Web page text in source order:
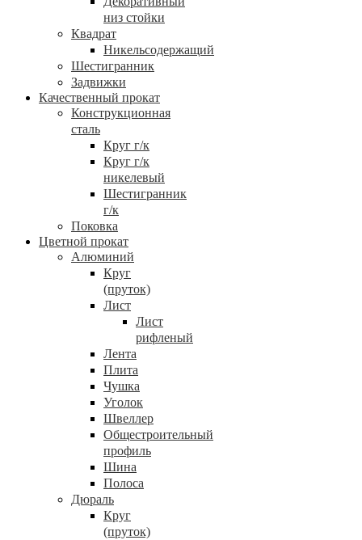
низ стойки
Квадрат
Никельсодержащий
Шестигранник
Задвижки
Качественный прокат
Конструкционная
сталь
Круг г/к
Круг г/к
никелевый
Шестигранник
г/к
Поковка
Цветной прокат
Алюминий
Круг
(пруток)
Лист
Лист
рифленый
Лента
Плита
Чушка
Уголок
Швеллер
Общестроительный
профиль
Шина
Полоса
Дюраль
Круг
(пруток)